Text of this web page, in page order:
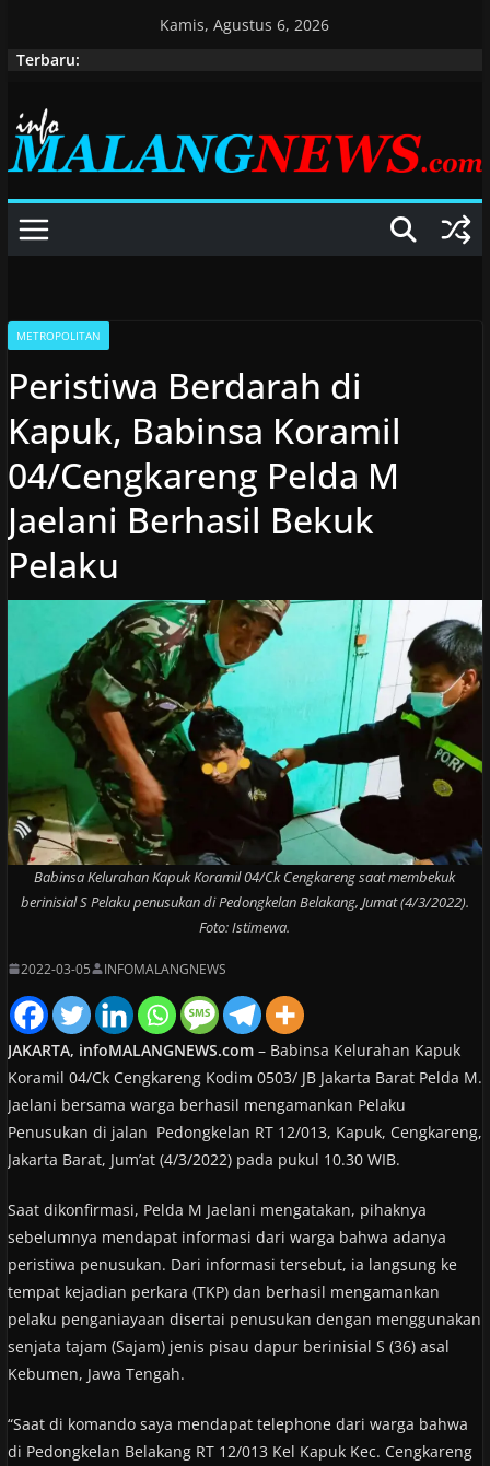
Kamis, Agustus 6, 2026
Terbaru:
METROPOLITAN
Peristiwa Berdarah di
Kapuk, Babinsa Koramil
04/Cengkareng Pelda M
Jaelani Berhasil Bekuk
Pelaku
Babinsa Kelurahan Kapuk Koramil 04/Ck Cengkareng saat membekuk
berinisial S Pelaku penusukan di Pedongkelan Belakang, Jumat (4/3/2022).
Foto: Istimewa.
2022-03-05 INFOMALANGNEWS
JAKARTA, infoMALANGNEWS.com– Babinsa Kelurahan Kapuk
Koramil 04/Ck Cengkareng Kodim 0503/ JB Jakarta Barat Pelda M.
Jaelani bersama warga berhasil mengamankan Pelaku
Penusukan di jalan Pedongkelan RT 12/013, Kapuk, Cengkareng,
Jakarta Barat, Jum’at (4/3/2022) pada pukul 10.30 WIB.
Saat dikonfirmasi, Pelda M Jaelani mengatakan, pihaknya
sebelumnya mendapat informasi dari warga bahwa adanya
peristiwa penusukan. Dari informasi tersebut, ia langsung ke
tempat kejadian perkara (TKP) dan berhasil mengamankan
pelaku penganiayaan disertai penusukan dengan menggunakan
senjata tajam (Sajam) jenis pisau dapur berinisial S (36) asal
Kebumen, Jawa Tengah.
“Saat di komando saya mendapat telephone dari warga bahwa
di Pedongkelan Belakang RT 12/013 Kel Kapuk Kec. Cengkareng